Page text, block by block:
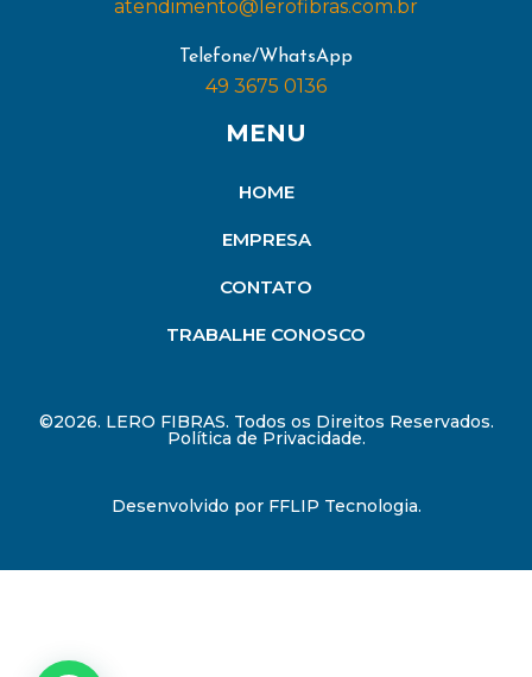
atendimento@lerofibras.com.br
Telefone/WhatsApp
49 3675 0136
MENU
HOME
EMPRESA
CONTATO
TRABALHE CONOSCO
©2026. LERO FIBRAS. Todos os Direitos Reservados.
Política de Privacidade.
Desenvolvido por FFLIP Tecnologia.